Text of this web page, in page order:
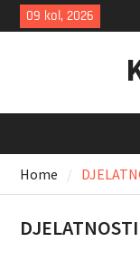
Skip
to
09 kol, 2026
Home
DJELATNOSTI